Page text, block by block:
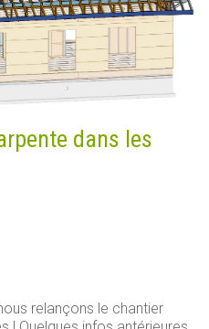
dans les
relançons le chantier